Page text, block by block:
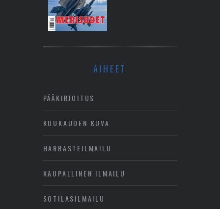
AIHEET
PÄÄKIRJOITUS
KUUKAUDEN KUVA
HARRASTEILMAILU
KAUPALLINEN ILMAILU
SOTILASILMAILU